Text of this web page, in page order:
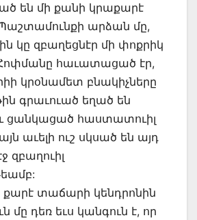
են մի քանի կրաքարէ
արձան մը,
կը զբաղեցնէր մի փոքրիկ
հաւատացած էր,
կրօնամետ բնակիչները
գրաւուած եղած են
ցանկացած հաստատուիլ
աւելի ուշ սկսած են այդ
զբաղուիլ
քարէ տաճարի կենդրոնին
մը դեռ եւս կանգուն է, որ